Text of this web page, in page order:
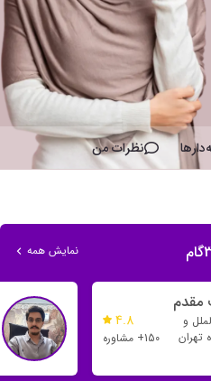
نظرات من
نمایش همه
مقدم
و
تهران
4.8
150+ مشاوره